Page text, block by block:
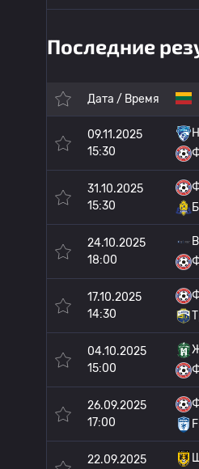
Последние
Дата / Время
09.11.2025
15:30
31.10.2025
15:30
24.10.2025
18:00
17.10.2025
14:30
04.10.2025
15:00
26.09.2025
17:00
22.09.2025